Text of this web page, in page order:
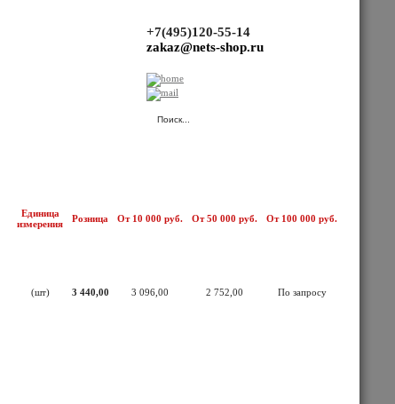
+7(495)120-55-14
zakaz@nets-shop.ru
Единица
измерения
Розница От 10 000 руб. От 50 000 руб. От 100 000 руб.
(шт) 3 440,00 3 096,00 2 752,00 По запросу